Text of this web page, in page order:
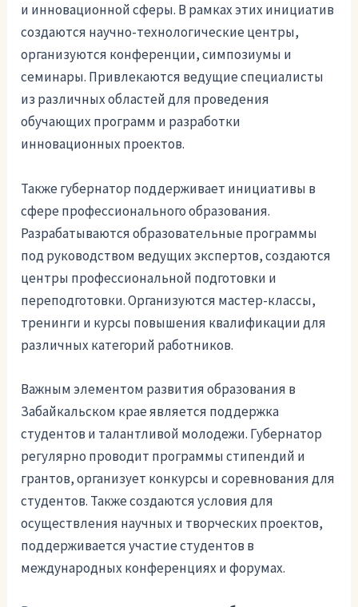
и инновационной сферы. В рамках этих инициатив
создаются научно-технологические центры,
организуются конференции, симпозиумы и
семинары. Привлекаются ведущие специалисты
из различных областей для проведения
обучающих программ и разработки
инновационных проектов.
Также губернатор поддерживает инициативы в
сфере профессионального образования.
Разрабатываются образовательные программы
под руководством ведущих экспертов, создаются
центры профессиональной подготовки и
переподготовки. Организуются мастер-классы,
тренинги и курсы повышения квалификации для
различных категорий работников.
Важным элементом развития образования в
Забайкальском крае является поддержка
студентов и талантливой молодежи. Губернатор
регулярно проводит программы стипендий и
грантов, организует конкурсы и соревнования для
студентов. Также создаются условия для
осуществления научных и творческих проектов,
поддерживается участие студентов в
международных конференциях и форумах.